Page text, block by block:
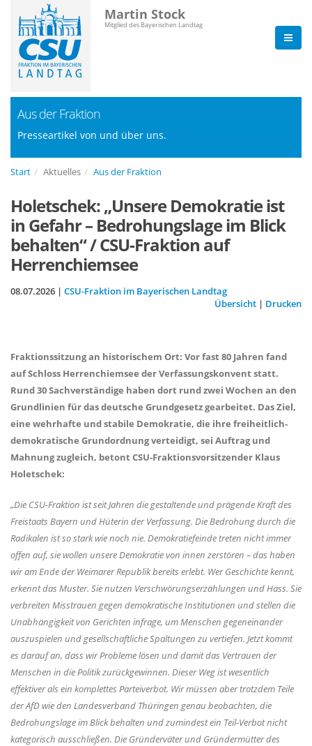
Martin Stock
Mitglied des Bayerischen Landtag
Aus der Fraktion
Presseartikel von und über uns.
Start Aktuelles Aus der Fraktion
Holetschek: „Unsere Demokratie ist
in Gefahr – Bedrohungslage im Blick
behalten“ / CSU-Fraktion auf
Herrenchiemsee
08.07.2026 | CSU-Fraktion im Bayerischen Landtag
Übersicht | Drucken
Fraktionssitzung an historischem Ort: Vor fast 80 Jahren fand
auf Schloss Herrenchiemsee der Verfassungskonvent statt.
Rund 30 Sachverständige haben dort rund zwei Wochen an den
Grundlinien für das deutsche Grundgesetz gearbeitet. Das Ziel,
eine wehrhafte und stabile Demokratie, die ihre freiheitlich-
demokratische Grundordnung verteidigt, sei Auftrag und
Mahnung zugleich, betont CSU-Fraktionsvorsitzender Klaus
Holetschek:
Die CSU-Fraktion ist seit Jahren die gestaltende und prägende Kraft des
Freistaats Bayern und Hüterin der Verfassung. Die Bedrohung durch die
Radikalen ist so stark wie noch nie. Demokratiefeinde treten nicht immer
offen auf, sie wollen unsere Demokratie von innen zerstören – das haben
wir am Ende der Weimarer Republik bereits erlebt. Wer Geschichte kennt,
erkennt das Muster. Sie nutzen Verschwörungserzählungen und Hass. Sie
verbreiten Misstrauen gegen demokratische Institutionen und stellen die
Unabhängigkeit von Gerichten infrage, um Menschen gegeneinander
auszuspielen und gesellschaftliche Spaltungen zu vertiefen. Jetzt kommt
es darauf an, dass wir Probleme lösen und damit das Vertrauen der
Menschen in die Politik zurückgewinnen. Dieser Weg ist wesentlich
effektiver als ein komplettes Parteiverbot. Wir müssen aber trotzdem Teile
der AfD wie den Landesverband Thüringen genau beobachten, die
Bedrohungslage im Blick behalten und zumindest ein Teil-Verbot nicht
kategorisch ausschließen. Die Gründerväter und Gründermütter des